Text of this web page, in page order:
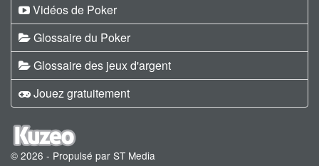
Vidéos de Poker
Glossaire du Poker
Glossaire des jeux d'argent
Jouez gratuitement
© 2026 - Propulsé par ST Media